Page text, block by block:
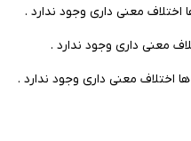
معنی داری وجود ندارد .
معنی داری وجود ندارد .
اختلاف معنی داری وجود ندارد .